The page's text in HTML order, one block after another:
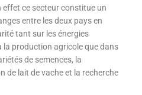
effet ce secteur constitue un
entre les deux pays en
tant sur les énergies
la production agricole que dans
de semences, la
de lait de vache et la recherche